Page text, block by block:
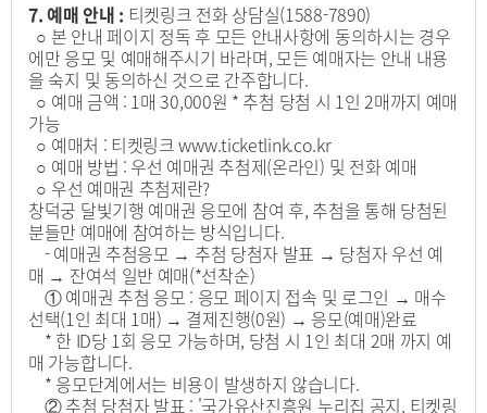
7. 예매 안내 : 티켓링크 전화 상담실(1588-7890)
○ 본 안내 페이지 정독 후 모든 안내사항에 동의하시는 경우
에만 응모 및 예매해주시기 바라며, 모든 예매자는 안내 내용
을 숙지 및 동의하신 것으로 간주합니다.
○ 예매 금액 : 1매 30,000원 * 추첨 당첨 시 1인 2매까지 예매
가능
○ 예매처 : 티켓링크 www.ticketlink.co.kr
○ 예매 방법 : 우선 예매권 추첨제(온라인) 및 전화 예매
○ 우선 예매권 추첨제란?
창덕궁 달빛기행 예매권 응모에 참여 후, 추첨을 통해 당첨된
분들만 예매에 참여하는 방식입니다.
- 예매권 추첨응모 → 추첨 당첨자 발표 → 당첨자 우선 예
매 → 잔여석 일반 예매(*선착순)
① 예매권 추첨 응모 : 응모 페이지 접속 및 로그인 → 매수
선택(1인 최대 1매) → 결제진행(0원) → 응모(예매)완료
* 한 ID당 1회 응모 가능하며, 당첨 시 1인 최대 2매 까지 예
매 가능합니다.
* 응모단계에서는 비용이 발생하지 않습니다.
② 추첨 당첨자 발표 : '국가유산진흥원 누리집 공지, 티켓링